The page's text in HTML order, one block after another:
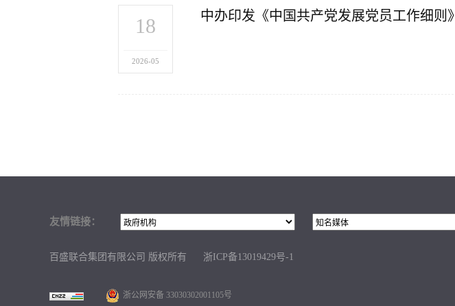
18
2026-05
中办印发《中国共产党发展党员工作细则》
友情链接：
百盛联合集团有限公司 版权所有 浙ICP备13019429号-1
浙公网安备 33030302001105号